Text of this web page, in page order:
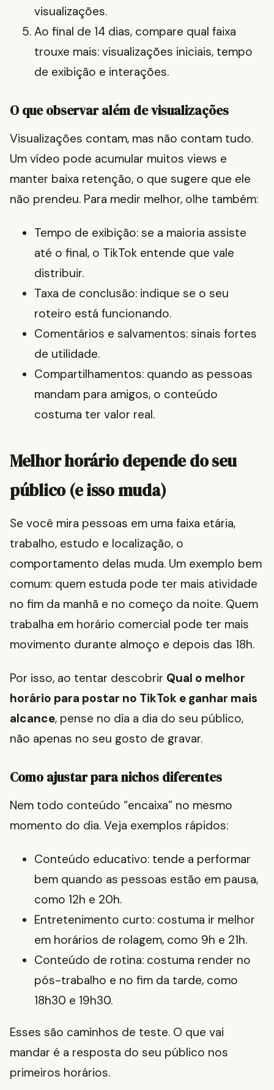
visualizações.
Ao final de 14 dias, compare qual faixa
trouxe mais: visualizações iniciais, tempo
de exibição e interações.
O que observar além de visualizações
Visualizações contam, mas não contam tudo.
Um vídeo pode acumular muitos views e
manter baixa retenção, o que sugere que ele
não prendeu. Para medir melhor, olhe também:
Tempo de exibição: se a maioria assiste
até o final, o TikTok entende que vale
distribuir.
Taxa de conclusão: indique se o seu
roteiro está funcionando.
Comentários e salvamentos: sinais fortes
de utilidade.
Compartilhamentos: quando as pessoas
mandam para amigos, o conteúdo
costuma ter valor real.
Melhor horário depende do seu
público (e isso muda)
Se você mira pessoas em uma faixa etária,
trabalho, estudo e localização, o
comportamento delas muda. Um exemplo bem
comum: quem estuda pode ter mais atividade
no fim da manhã e no começo da noite. Quem
trabalha em horário comercial pode ter mais
movimento durante almoço e depois das 18h.
Por isso, ao tentar descobrir Qual o melhor
horário para postar no TikTok e ganhar mais
alcance, pense no dia a dia do seu público,
não apenas no seu gosto de gravar.
Como ajustar para nichos diferentes
Nem todo conteúdo “encaixa” no mesmo
momento do dia. Veja exemplos rápidos:
Conteúdo educativo: tende a performar
bem quando as pessoas estão em pausa,
como 12h e 20h.
Entretenimento curto: costuma ir melhor
em horários de rolagem, como 9h e 21h.
Conteúdo de rotina: costuma render no
pós-trabalho e no fim da tarde, como
18h30 e 19h30.
Esses são caminhos de teste. O que vai
mandar é a resposta do seu público nos
primeiros horários.